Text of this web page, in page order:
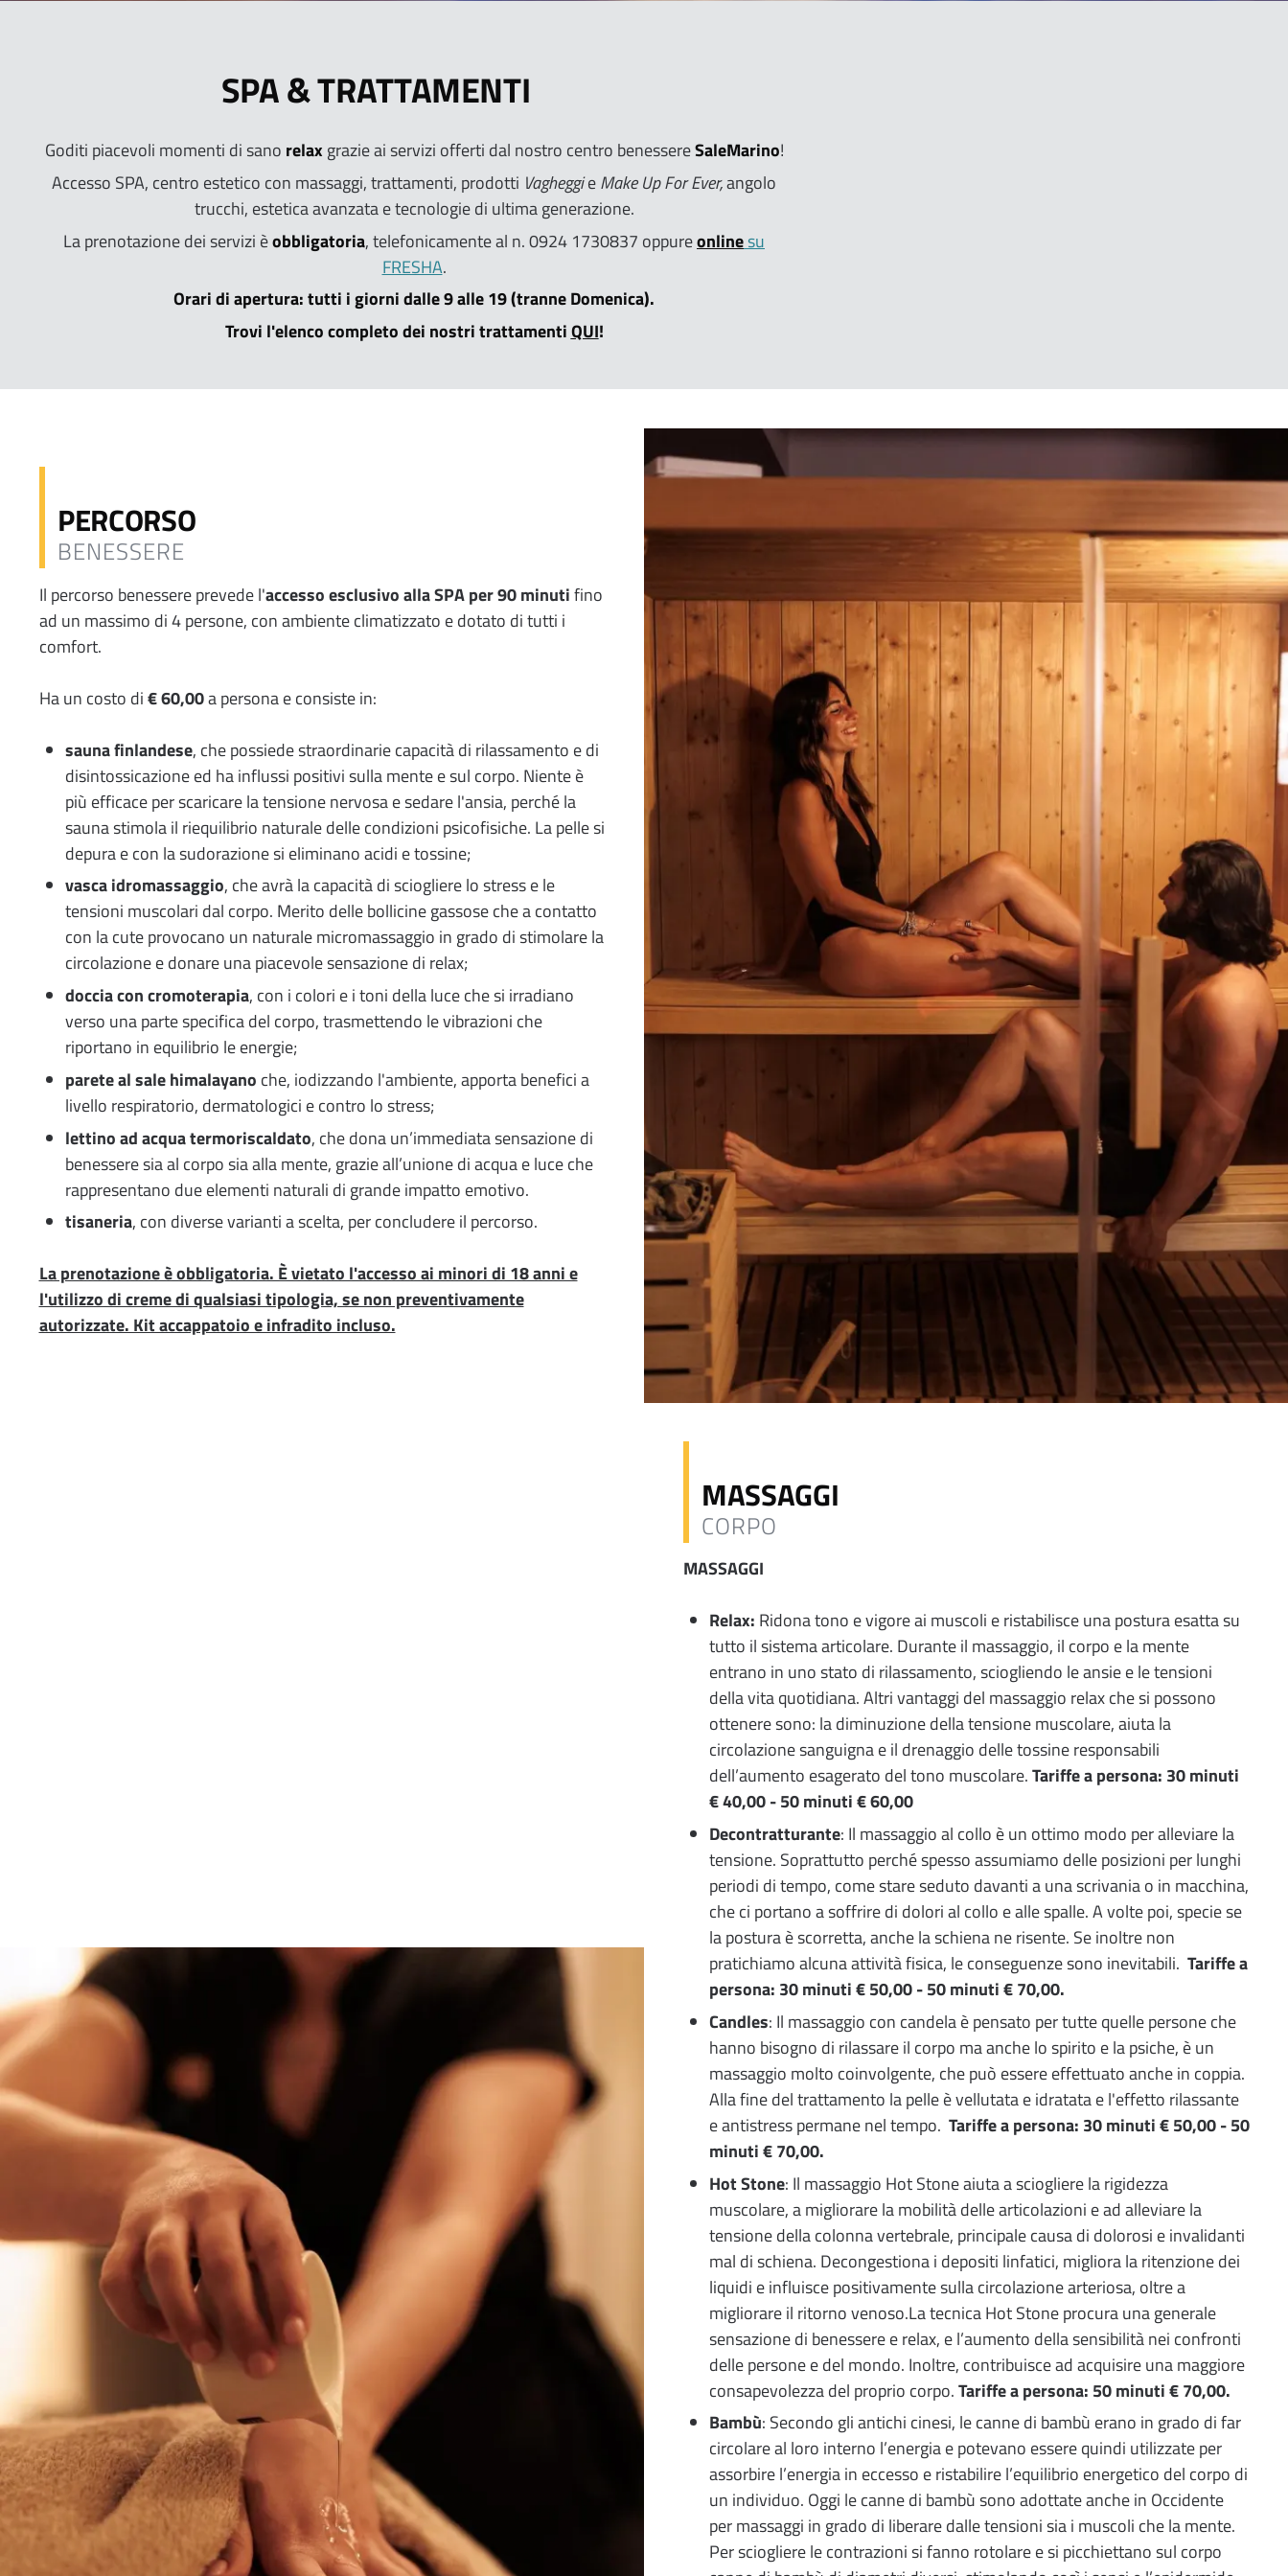
SPA & TRATTAMENTI
Goditi piacevoli momenti di sano relax grazie ai servizi offerti dal nostro centro benessereSaleMarino!
Accesso SPA, centro estetico con massaggi, trattamenti, prodotti VagheggieMake Up For Ever,angolo
trucchi, estetica avanzata e tecnologie di ultima generazione.
La prenotazione dei servizi èobbligatoria, telefonicamente al n. 0924 1730837 oppureonlinesu
FRESHA.
Orari di apertura: tutti i giorni dalle 9 alle 19 (tranne Domenica).
Trovi l'elenco completo dei nostri trattamentiQUI!
PERCORSO
BENESSERE
Il percorso benessere prevede l'accesso esclusivo allaSPA per 90 minutifino
ad un massimo di 4 persone, con ambiente climatizzato e dotato di tutti i
comfort.
Ha un costo di€ 60,00a persona e consiste in:
sauna finlandese, che possiede straordinarie capacità di rilassamento e di
disintossicazione ed ha influssi positivi sulla mente e sul corpo. Niente è
più efficace per scaricare la tensione nervosa e sedare l'ansia, perché la
sauna stimola il riequilibrio naturale delle condizioni psicofisiche. La pelle si
depura e con la sudorazione si eliminano acidi e tossine;
vasca idromassaggio, che avrà la capacità di sciogliere lo stress e le
tensioni muscolari dal corpo. Merito delle bollicine gassose che a contatto
con la cute provocano un naturale micromassaggio in grado di stimolare la
circolazione e donare una piacevole sensazione di relax;
doccia con cromoterapia, con i colori e i toni della luce che si irradiano
verso una parte specifica del corpo, trasmettendo le vibrazioni che
riportano in equilibrio le energie;
parete al sale himalayano che, iodizzando l'ambiente, apporta benefici a
livello respiratorio, dermatologici e contro lo stress;
lettino ad acqua termoriscaldato, che dona un’immediata sensazione di
benessere sia al corpo sia alla mente, grazie all’unione di acqua e luce che
rappresentano due elementi naturali di grande impatto emotivo.
tisaneria, con diverse varianti a scelta, per concludere il percorso.
La prenotazione è obbligatoria. È vietato l'accesso ai minori di 18 anni e
l'utilizzo di creme di qualsiasi tipologia, se non preventivamente
autorizzate. Kit accappatoio e infradito incluso.
MASSAGGI
CORPO
MASSAGGI
Relax: Ridona tono e vigore ai muscoli e ristabilisce una postura esatta su
tutto il sistema articolare. Durante il massaggio, il corpo e la mente
entrano in uno stato di rilassamento, sciogliendo le ansie e le tensioni
della vita quotidiana. Altri vantaggi del massaggio relax che si possono
ottenere sono: la diminuzione della tensione muscolare, aiuta la
circolazione sanguigna e il drenaggio delle tossine responsabili
dell’aumento esagerato del tono muscolare.Tariffe a persona: 30 minuti
€ 40,00 - 50 minuti € 60,00
Decontratturante: Il massaggio al collo è un ottimo modo per alleviare la
tensione. Soprattutto perché spesso assumiamo delle posizioni per lunghi
periodi di tempo, come stare seduto davanti a una scrivania o in macchina,
che ci portano a soffrire di dolori al collo e alle spalle. A volte poi, specie se
la postura è scorretta, anche la schiena ne risente. Se inoltre non
pratichiamo alcuna attività fisica, le conseguenze sono inevitabili. Tariffe a
persona: 30 minuti € 50,00 - 50 minuti € 70,00.
Candles: Il massaggio con candela è pensato per tutte quelle persone che
hanno bisogno di rilassare il corpo ma anche lo spirito e la psiche, è un
massaggio molto coinvolgente, che può essere effettuato anche in coppia.
Alla fine del trattamento la pelle è vellutata e idratata e l'effetto rilassante
e antistress permane nel tempo. Tariffe a persona: 30 minuti € 50,00 - 50
minuti € 70,00.
Hot Stone: Il massaggio Hot Stone aiuta a sciogliere la rigidezza
muscolare, a migliorare la mobilità delle articolazioni e ad alleviare la
tensione della colonna vertebrale, principale causa di dolorosi e invalidanti
mal di schiena. Decongestiona i depositi linfatici, migliora la ritenzione dei
liquidi e influisce positivamente sulla circolazione arteriosa, oltre a
migliorare il ritorno venoso.La tecnica Hot Stone procura una generale
sensazione di benessere e relax, e l’aumento della sensibilità nei confronti
delle persone e del mondo. Inoltre, contribuisce ad acquisire una maggiore
consapevolezza del proprio corpo.Tariffe a persona: 50 minuti € 70,00.
Bambù: Secondo gli antichi cinesi, le canne di bambù erano in grado di far
circolare al loro interno l’energia e potevano essere quindi utilizzate per
assorbire l’energia in eccesso e ristabilire l’equilibrio energetico del corpo di
un individuo. Oggi le canne di bambù sono adottate anche in Occidente
per massaggi in grado di liberare dalle tensioni sia i muscoli che la mente.
Per sciogliere le contrazioni si fanno rotolare e si picchiettano sul corpo